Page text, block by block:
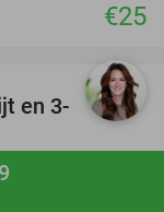
€25
en 3-